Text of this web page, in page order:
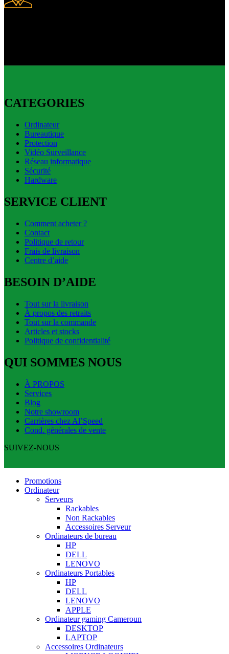
CATEGORIES
Ordinateur
Bureautique
Protection
Vidéo Surveillance
Réseau informatique
Sécurité
Hardware
SERVICE CLIENT
Comment acheter ?
Contact
Politique de retour
Frais de livraison
Centre d’aide
BESOIN D’AIDE
Tout sur la livraison
À propos des retraits
Tout sur la commande
Articles et stocks
Politique de confidentialité
QUI SOMMES NOUS
À PROPOS
Services
Blog
Notre showroom
Carrières chez Al’Speed
Cond. générales de vente
SUIVEZ-NOUS
Promotions
Ordinateur
Serveurs
Rackables
Non Rackables
Accessoires Serveur
Ordinateurs de bureau
HP
DELL
LENOVO
Ordinateurs Portables
HP
DELL
LENOVO
APPLE
Ordinateur gaming Cameroun
DESKTOP
LAPTOP
Accessoires Ordinateurs